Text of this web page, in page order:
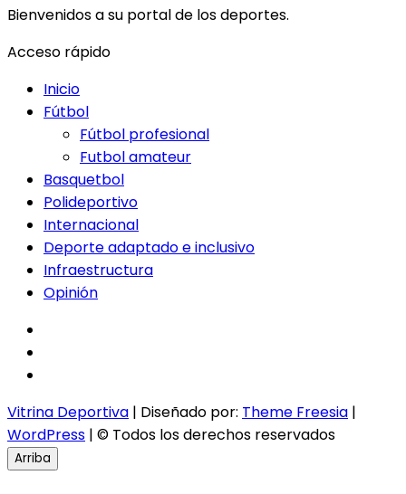
Bienvenidos a su portal de los deportes.
Acceso rápido
Inicio
Fútbol
Fútbol profesional
Futbol amateur
Basquetbol
Polideportivo
Internacional
Deporte adaptado e inclusivo
Infraestructura
Opinión
Vitrina Deportiva | Diseñado por: Theme Freesia |
WordPress | © Todos los derechos reservados
Arriba